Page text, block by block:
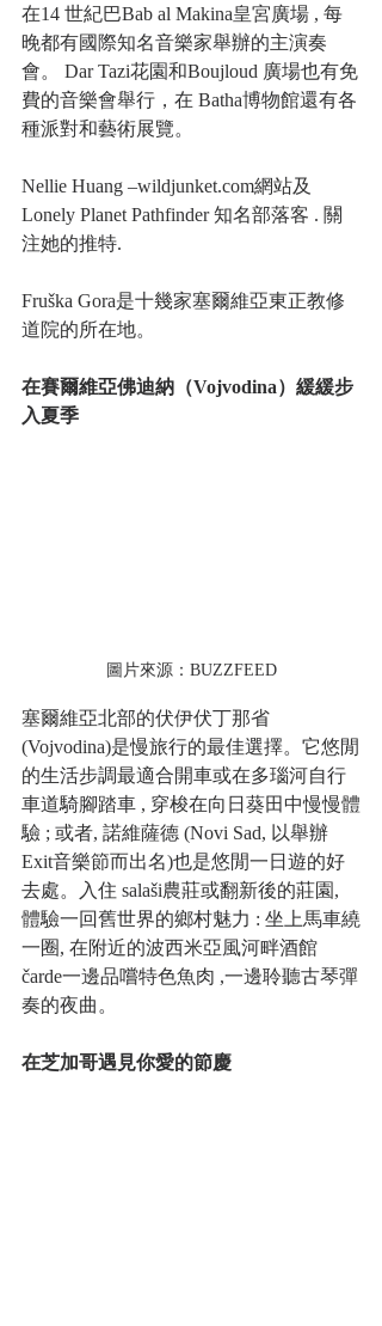
在14 世紀巴Bab al Makina皇宮廣場 , 每
晚都有國際知名音樂家舉辦的主演奏
會。 Dar Tazi花園和Boujloud 廣場也有免
費的音樂會舉行，在 Batha博物館還有各
種派對和藝術展覽。
Nellie Huang –wildjunket.com網站及
Lonely Planet Pathfinder 知名部落客 . 關
注她的推特.
Fruška Gora是十幾家塞爾維亞東正教修
道院的所在地。
在賽爾維亞佛迪納（Vojvodina）緩緩步
入夏季
圖片來源：BUZZFEED
塞爾維亞北部的伏伊伏丁那省
(Vojvodina)是慢旅行的最佳選擇。它悠閒
的生活步調最適合開車或在多瑙河自行
車道騎腳踏車 , 穿梭在向日葵田中慢慢體
驗 ; 或者, 諾維薩德 (Novi Sad, 以舉辦
Exit音樂節而出名)也是悠閒一日遊的好
去處。入住 salaši農莊或翻新後的莊園,
體驗一回舊世界的鄉村魅力 : 坐上馬車繞
一圈, 在附近的波西米亞風河畔酒館
čarde一邊品嚐特色魚肉 ,一邊聆聽古琴彈
奏的夜曲。
在芝加哥遇見你愛的節慶